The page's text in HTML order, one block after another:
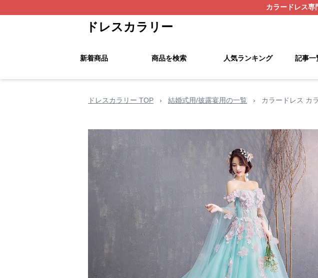
カラードレス専
ドレスカラリー
新着商品 商品を検索 人気ランキング 記事一
ドレスカラリー TOP › 結婚式用/披露宴用の一覧 › カラードレス カ